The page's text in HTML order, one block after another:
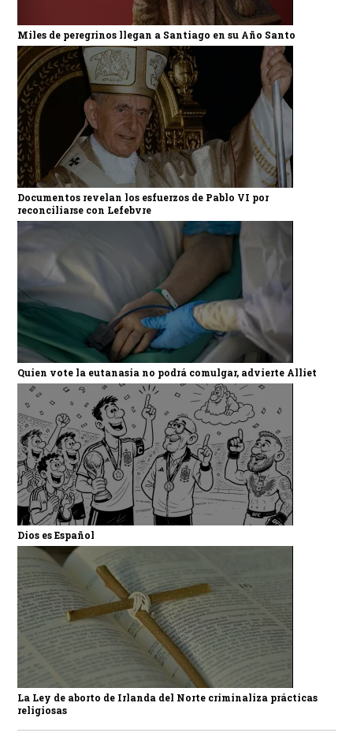
Miles de peregrinos llegan a Santiago en su Año Santo
Documentos revelan los esfuerzos de Pablo VI por
reconciliarse con Lefebvre
Quien vote la eutanasia no podrá comulgar, advierte Alliet
Dios es Español
La Ley de aborto de Irlanda del Norte criminaliza prácticas
religiosas